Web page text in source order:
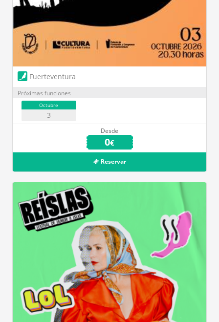
Fuerteventura
Próximas funciones
Octubre
3
Desde
0€
Reservar